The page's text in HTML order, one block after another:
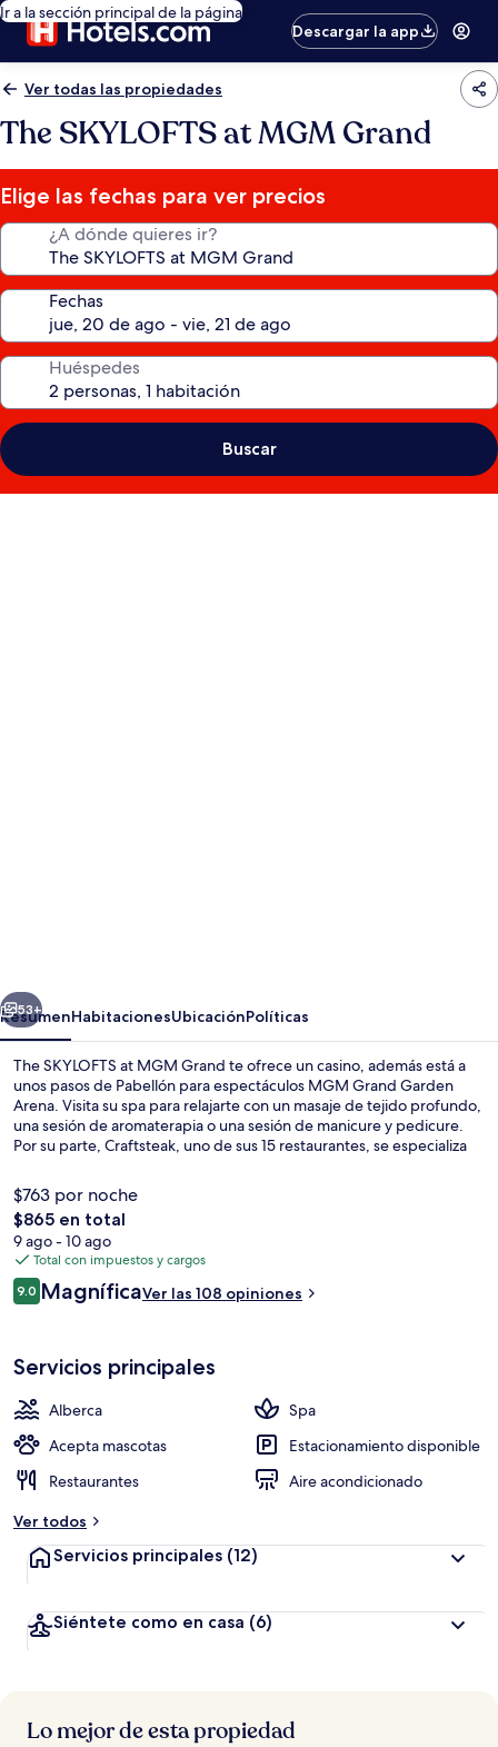
Ir a la sección principal de la página
Descargar la app
Ver todas las propiedades
The SKYLOFTS at MGM Grand
Elige las fechas para ver precios
¿A dónde quieres ir?
Fechas
Huéspedes
Buscar
Grand
Siguiente
53+
ResumenHabitacionesUbicaciónPolíticas
The SKYLOFTS at MGM Grand te ofrece un casino, además está a
unos pasos de Pabellón para espectáculos MGM Grand Garden
Arena. Visita su spa para relajarte con un masaje de tejido profundo,
una sesión de aromaterapia o una sesión de manicure y pedicure.
Por su parte, Craftsteak, uno de sus 15 restaurantes, se especializa
amenidades a destacar de este resort de lujo son sus 9 bares o
lounges, su alberca al aire libre y su río lento. Hay opciones de
transporte público muy cerca: Estación de monorraíl MGM Grand
está a apenas 7 minutos a pie.
$763 por noche
El
precio
total
es
de
$865 en total
9 ago - 10 ago
Total con impuestos y cargos
Opiniones
9.09.0 de 10,
MagníficaVer las 108 opiniones
Servicios principales
Alberca
Spa
Acepta mascotas
Estacionamiento disponible
Restaurantes
Aire acondicionado
Ver todos
Servicios principales (12)
Siéntete como en casa (6)
Lo mejor de esta propiedad